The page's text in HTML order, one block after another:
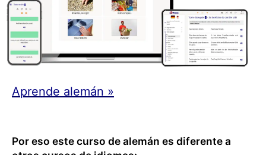
Aprende alemán »
Por eso este curso de alemán es diferente a